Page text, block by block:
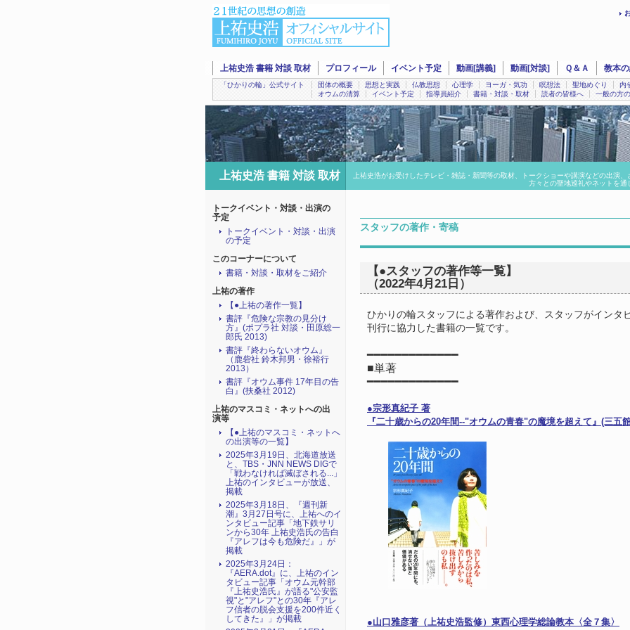
上祐史浩 書籍 対談 取材 プロフィール イベント予定 動画[講義] 動画[対談] Ｑ＆Ａ 教本
「ひかりの輪」公式サイト 団体の概要 思想と実践 仏教思想 心理学 ヨーガ・気功 瞑想法 聖地めぐり
内
オウムの清算
イベント予定 指導員紹介 書籍・対談・取材 読者の皆様へ 一般の方
上祐史浩 書籍 対談 取材
上祐史浩がお受けしたテレビ・雑誌・新聞等の取材、トークショーや講演などの出演
方々との聖地巡礼やネットを
スタッフの著作・寄稿
【●スタッフの著作等一覧】
（2022年4月21日）
ひかりの輪スタッフによる著作および、スタッフがインタ
刊行に協力した書籍の一覧です。
━━━━━━━━━━━━━
■単著
━━━━━━━━━━━━━
●宗形真紀子 著
『二十歳からの20年間--"オウムの青春"の魔境を超えて』(三五
●山口雅彦著（上祐史浩監修）東西心理学総論教本〈全７集〉
トークイベント・対談・出演の
予定
トークイベント・対談・出演
の予定
このコーナーについて
書籍・対談・取材をご紹介
上祐の著作
【●上祐の著作一覧】
書評『危険な宗教の見分け
方』(ポプラ社 対談・田原総一
郎氏 2013)
書評『終わらないオウム』
（鹿砦社 鈴木邦男・徐裕行
2013）
書評『オウム事件 17年目の告
白』(扶桑社 2012)
上祐のマスコミ・ネットへの出
演等
【●上祐のマスコミ・ネットへ
の出演等の一覧】
2025年3月19日、北海道放送
と、TBS・JNN NEWS DIGで
「戦わなければ滅ぼされる...」
上祐のインタビューが放送、
掲載
2025年3月18日、『週刊新
潮』3月27日号に、上祐へのイ
ンタビュー記事「地下鉄サリ
ンから30年 上祐史浩氏の告白
『アレフは今も危険だ』」が
掲載
2025年3月24日：
『AERA.dot』に、上祐のイン
タビュー記事「オウム元幹部
『上祐史浩氏』が語る"公安監
視"と"アレフ"との30年『アレ
フ信者の脱会支援を200件近く
してきた』」が掲載